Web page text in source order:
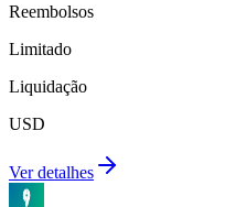
Reembolsos
Limitado
Liquidação
USD
Ver detalhes